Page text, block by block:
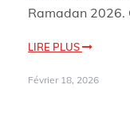
Ramadan 2026.
LIRE PLUS
Février 18, 2026